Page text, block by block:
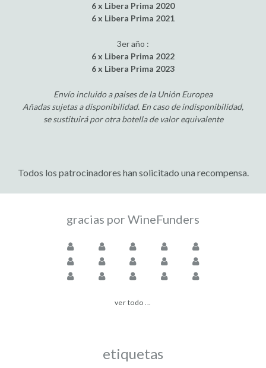
6 x Libera Prima 2020
6 x Libera Prima 2021
3er año :
6 x Libera Prima 2022
6 x Libera Prima 2023
Envío incluido a paises de la Unión Europea
Añadas sujetas a disponibilidad. En caso de indisponibilidad,
se sustituirá por otra botella de valor equivalente
Todos los patrocinadores han solicitado una recompensa.
gracias por WineFunders
ver todo ...
etiquetas